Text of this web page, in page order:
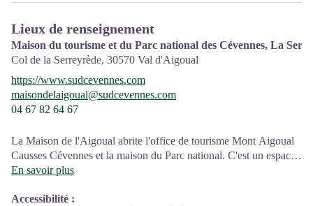
Lieux de renseignement
Maison du tourisme et du Parc national des Cévennes, La
Col de la Serreyrède, 30570 Val d'Aigoual
https://www.sudcevennes.com
maisondelaigoual@sudcevennes.com
04 67 82 64 67
La Maison de l'Aigoual abrite l'office de tourisme Mont Aigoual
Causses Cévennes et la maison du Parc national. C'est un espace
d’accueil, d'information et de sensibilisation sur le Parc national
d'animation ainsi que les règles à adopter en cœur de Parc.
En savoir plus
Accessibilité :